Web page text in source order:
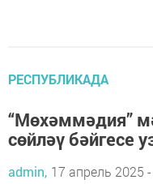
РЕСПУБЛИКАДА
“Мөхәммәдия”
сөйләү бәйгесе
admin, 17 апрель 2025